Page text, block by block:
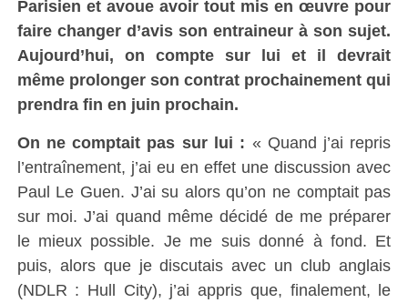
Parisien et avoue avoir tout mis en œuvre pour
faire changer d’avis son entraineur à son sujet.
Aujourd’hui, on compte sur lui et il devrait
même prolonger son contrat prochainement qui
prendra fin en juin prochain.
On ne comptait pas sur lui : « Quand j’ai repris
l’entraînement, j’ai eu en effet une discussion avec
Paul Le Guen. J’ai su alors qu’on ne comptait pas
sur moi. J’ai quand même décidé de me préparer
le mieux possible. Je me suis donné à fond. Et
puis, alors que je discutais avec un club anglais
(NDLR : Hull City), j’ai appris que, finalement, le